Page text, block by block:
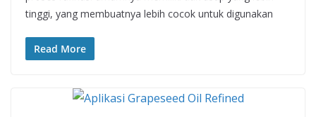
tinggi, yang membuatnya lebih cocok untuk digunakan
Read More